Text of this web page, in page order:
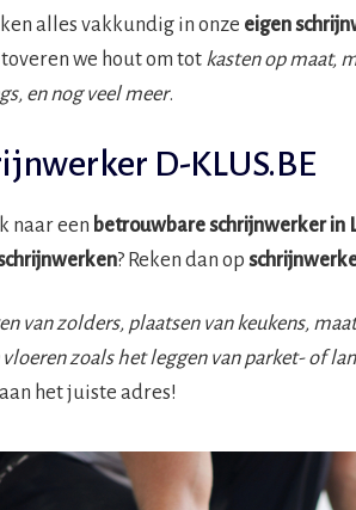
alles vakkundig in onze eigen
we hout om tot kasten op maat,
en nog veel meer.
D-KLUS.BE
naar een betrouwbare schrijnwerker in
? Reken dan op
van zolders, plaatsen van keukens,
zoals het leggen van parket- of
het juiste adres!